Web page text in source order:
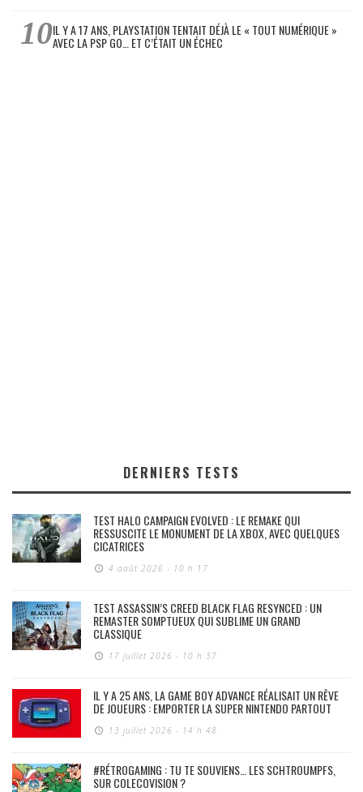
IL Y A 17 ANS, PLAYSTATION TENTAIT DÉJÀ LE « TOUT NUMÉRIQUE »
AVEC LA PSP GO… ET C’ÉTAIT UN ÉCHEC
DERNIERS TESTS
TEST HALO CAMPAIGN EVOLVED : LE REMAKE QUI
RESSUSCITE LE MONUMENT DE LA XBOX, AVEC QUELQUES
CICATRICES
4 août 2026 - 10 h 17
TEST ASSASSIN’S CREED BLACK FLAG RESYNCED : UN
REMASTER SOMPTUEUX QUI SUBLIME UN GRAND
CLASSIQUE
17 juillet 2026 - 10 h 37
IL Y A 25 ANS, LA GAME BOY ADVANCE RÉALISAIT UN RÊVE
DE JOUEURS : EMPORTER LA SUPER NINTENDO PARTOUT
13 juillet 2026 - 14 h 48
#RÉTROGAMING : TU TE SOUVIENS… LES SCHTROUMPFS,
SUR COLECOVISION ?